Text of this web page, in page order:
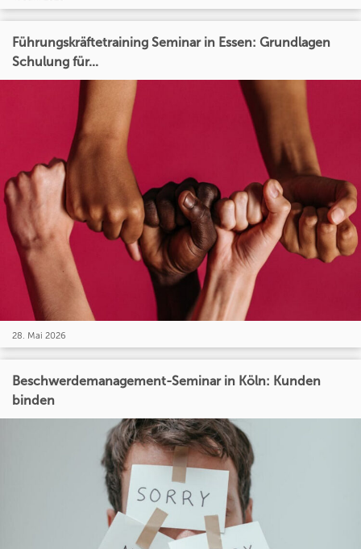
Führungskräftetraining Seminar in Essen: Grundlagen
Schulung für...
28. Mai 2026
Beschwerdemanagement-Seminar in Köln: Kunden
binden